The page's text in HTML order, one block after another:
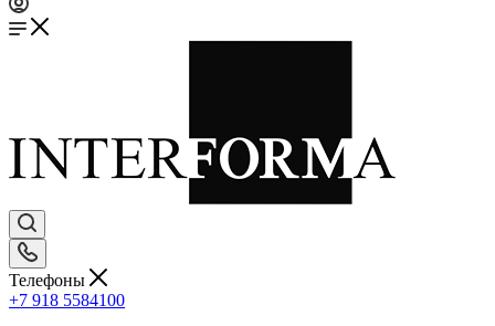
Телефоны
+7 918 5584100